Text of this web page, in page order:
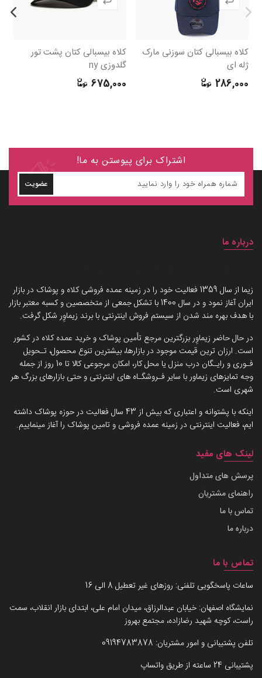
کلاه بیسبالی کتان سوزنی مارک
ژله ای
286,000
کلاه بیسبالی کتان پشت تور
گلدوزی ny
675,000
اشتراک برای پیوستن به ما!
عضویت
درباره ما
زیما از سال 1359 فعالیت خود را در زمینه عمده فروشی کلاه و پوشاک در بازار
ایران آغاز نمود و در سال 1400 با تشکل جمعی از متخصصین و کسبه معتبر بازار
با هدف بهره مند شدن از سیستم فروش اینترنتی با برند زیماوِر شکل گرفت.
در حال حاضر زیماوِر بزرگترین مرجع تأمین پوشاک و خرید عمده کلاه در کشور
است. ارزان ترین قیمت موجود در بازارها، بیشترین تنوع محصول، تـحویل
فـوری و رایـگان درب منزل یا محل کار، امکان مرجوعی کالا تا 10 روز از جمله
وجه تمایزهای زیماور با سایر فـروشگـاه های اینترنتی و حتی بازارهای بزرگ هر
شهری است.
اینکه با پشتوانه و اعتباری که بیش از 43 سال فعالیت در حوزه پوشاک داشته
ایم، فعالیت اینترنتی در زمینه عمده فروشی و تامین پوشاک را آغاز مینماییم.
لینک های مفید
پرسش های متداول
راهنمای مشتریان
تماس با ما
درباره ما
تماس با ما
ساعات پاسخگویی تلفنی: روزهای غیر تعطیل 8 الی 16
نمایشگاه اصفهان: خیابان عبدالرزاق، میدان امام علی، ابتدای بازار انقلاب، سمت
راست، کوچه شهید رضازاده، مجتمع بهروز
تلفن پشتیبانی و امور مشتریان: 09194783878
پشتیبانی 24 ساعته از طریق واتساپ